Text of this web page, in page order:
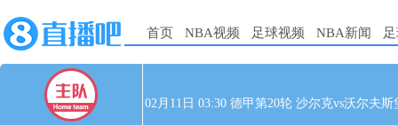
首页 NBA视频 足球视频 NBA新闻
02月11日 03:30 德甲第20轮 沙尔克vs沃尔夫斯